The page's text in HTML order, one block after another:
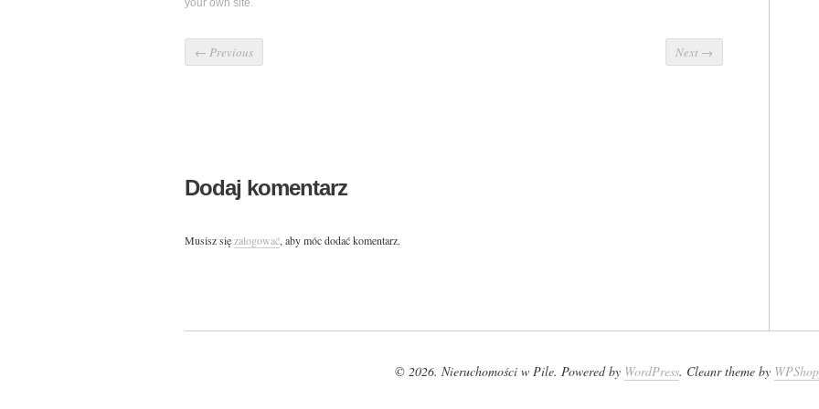
your own site.
← Previous Next →
Dodaj komentarz
Musisz sięzalogować, aby móc dodać komentarz.
© 2026. Nieruchomości w Pile. Powered by WordPress. Cleanr theme by